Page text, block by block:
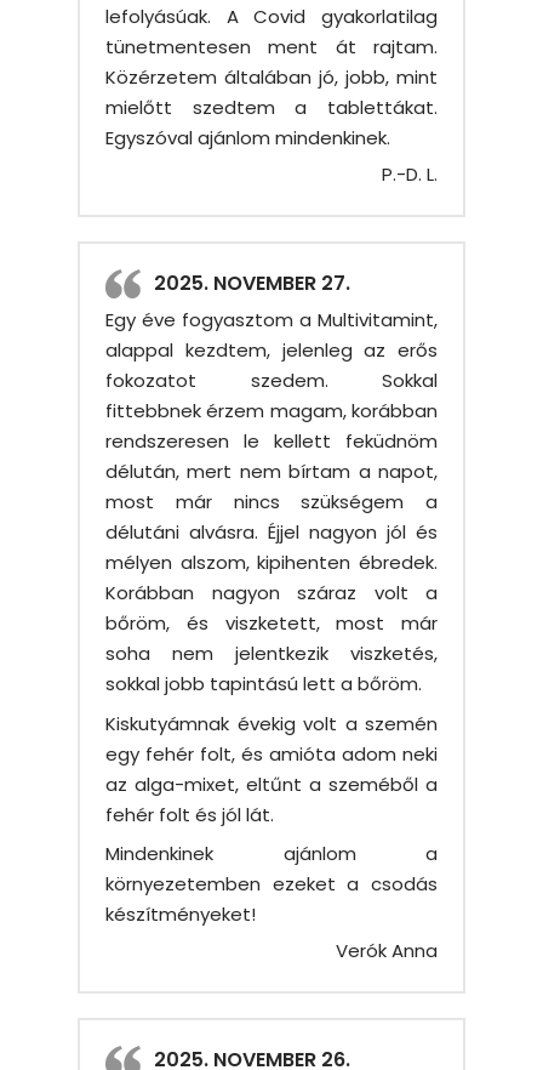
lefolyásúak. A Covid gyakorlatilag
tünetmentesen ment át rajtam.
Közérzetem általában jó, jobb, mint
mielőtt szedtem a tablettákat.
Egyszóval ajánlom mindenkinek.
P.-D. L.
2025. NOVEMBER 27.
Egy éve fogyasztom a Multivitamint,
alappal kezdtem, jelenleg az erős
fokozatot szedem. Sokkal
fittebbnek érzem magam, korábban
rendszeresen le kellett feküdnöm
délután, mert nem bírtam a napot,
most már nincs szükségem a
délutáni alvásra. Éjjel nagyon jól és
mélyen alszom, kipihenten ébredek.
Korábban nagyon száraz volt a
bőröm, és viszketett, most már
soha nem jelentkezik viszketés,
sokkal jobb tapintású lett a bőröm.
Kiskutyámnak évekig volt a szemén
egy fehér folt, és amióta adom neki
az alga-mixet, eltűnt a szeméből a
fehér folt és jól lát.
Mindenkinek ajánlom a
környezetemben ezeket a csodás
készítményeket!
Verók Anna
2025. NOVEMBER 26.